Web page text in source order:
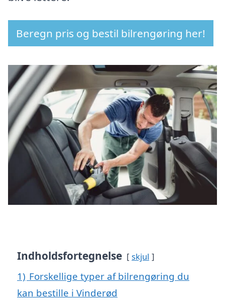
Beregn pris og bestil bilrengøring her!
Indholdsfortegnelse skjul
1) Forskellige typer af bilrengøring du
kan bestille i Vinderød